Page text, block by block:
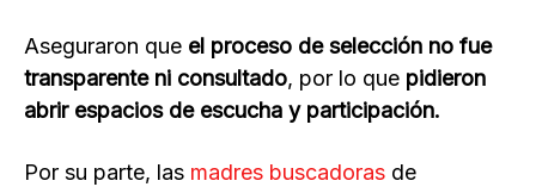
Aseguraron que el proceso de selección no fue
transparente ni consultado, por lo que pidieron
abrir espacios de escucha y participación.
Por su parte, las madres buscadoras de